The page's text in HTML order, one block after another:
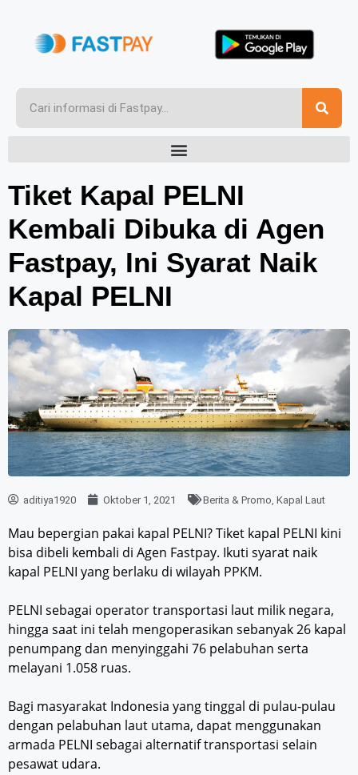
Tiket Kapal PELNI
Kembali Dibuka di Agen
Fastpay, Ini Syarat Naik
Kapal PELNI
aditiya1920 Oktober 1, 2021 Berita & Promo Kapal Laut
Mau bepergian pakai kapal PELNI? Tiket kapal PELNI kini
bisa dibeli kembali di Agen Fastpay. Ikuti syarat naik
kapal PELNI yang berlaku di wilayah PPKM.
PELNI sebagai operator transportasi laut milik negara,
hingga saat ini telah mengoperasikan sebanyak 26 kapal
penumpang dan menyinggahi 76 pelabuhan serta
melayani 1.058 ruas.
Bagi masyarakat Indonesia yang tinggal di pulau-pulau
dengan pelabuhan laut utama, dapat menggunakan
armada PELNI sebagai alternatif transportasi selain
pesawat udara.